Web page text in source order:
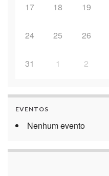
17 18 19
24 25 26
31 1 2
EVENTOS
Nenhum evento